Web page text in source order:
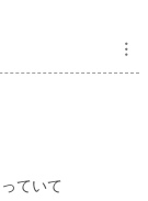
︙
ていて